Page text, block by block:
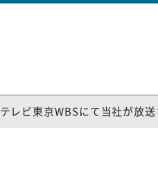
テレビ東京WBSにて当社が放